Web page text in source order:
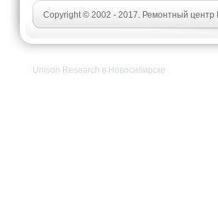
Copyright © 2002 - 2017. Ремонтный центр
Unison Research в Новосибирске